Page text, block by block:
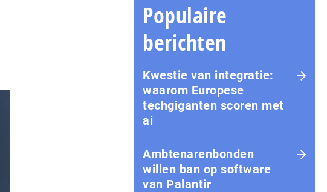
Populaire
berichten
Kwestie van integratie:
waarom Europese
techgiganten scoren met
ai
Amb­te­na­ren­bon­den
willen ban op software
van Palantir